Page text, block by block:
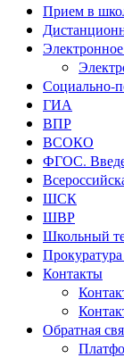
Прием в
Социально-
ГИА
ВПР
ВСОКО
ФГОС.
ШСК
ШВР
Школьный
Прокуратура
Контакты
Обратная